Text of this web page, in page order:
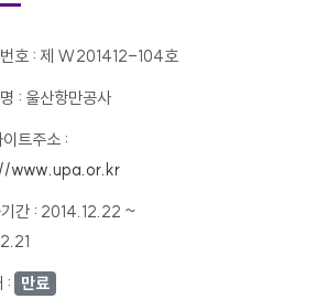
호 : 제 W201412-104호
: 울산항만공사
트주소 :
www.upa.or.kr
간 : 2014.12.22 ~
: 만료